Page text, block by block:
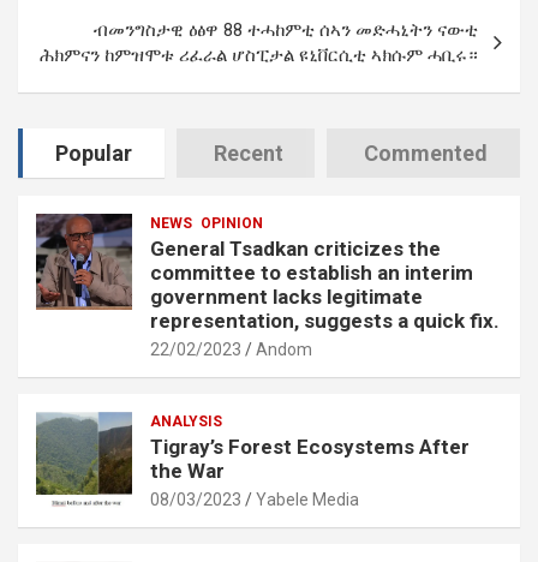
ብመንግስታዊ ዕፅዋ 88 ተሓከምቲ ሰኣን መድሓኒትን ናውቲ
ሕክምናን ከምዝሞቱ ሪፈራል ሆስፒታል ዩኒቨርሲቲ ኣክሱም ሓቢሩ።
Popular Recent Commented
NEWS OPINION
General Tsadkan criticizes the
committee to establish an interim
government lacks legitimate
representation, suggests a quick fix.
22/02/2023 Andom
ANALYSIS
Tigray’s Forest Ecosystems After
the War
08/03/2023 Yabele Media